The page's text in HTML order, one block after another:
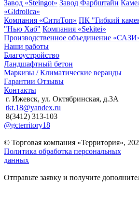
Завод «Steingot» Завод Фарбштайн
«Gidrolica»
Компания «СитиТоп» ПК "Гибкий
"Нью Хаб" Компания «Sekitei»
Производственное объединение
Наши работы
Благоустройство
Ландшафтный бетон
Маркизы / Климатические веранды
Гарантии Отзывы
Контакты
г. Ижевск, ул. Октябринская, д.3А
tkt.18@yandex.ru
8(3412) 313-103
@gcterritory18
© Торговая компания «Территория»,
Политика обработка персональных
данных
Отправьте заявку и получите